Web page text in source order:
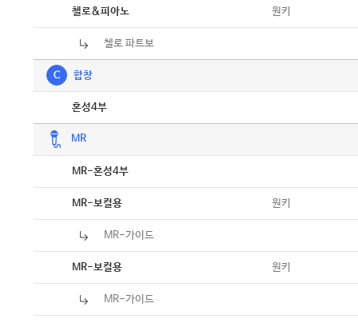
첼로&피아노 원키
첼로 파트보
C 합창
혼성4부
MR
MR-혼성4부
MR-보컬용 원키
MR-가이드
MR-보컬용 원키
MR-가이드